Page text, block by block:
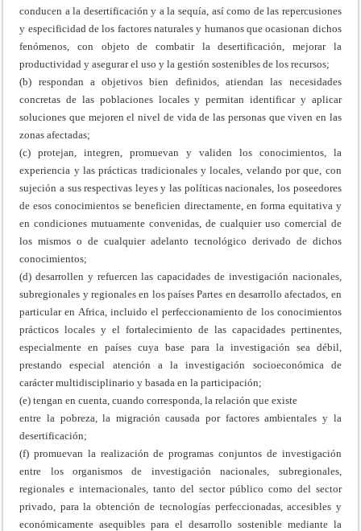
conducen a la desertificación y a la sequía, así como de las repercusiones
y especificidad de los factores naturales y humanos que ocasionan dichos
fenómenos, con objeto de combatir la desertificación, mejorar la
productividad y asegurar el uso y la gestión sostenibles de los recursos;
(b) respondan a objetivos bien definidos, atiendan las necesidades
concretas de las poblaciones locales y permitan identificar y aplicar
soluciones que mejoren el nivel de vida de las personas que viven en las
zonas afectadas;
(c) protejan, integren, promuevan y validen los conocimientos, la
experiencia y las prácticas tradicionales y locales, velando por que, con
sujeción a sus respectivas leyes y las políticas nacionales, los poseedores
de esos conocimientos se beneficien directamente, en forma equitativa y
en condiciones mutuamente convenidas, de cualquier uso comercial de
los mismos o de cualquier adelanto tecnológico derivado de dichos
conocimientos;
(d) desarrollen y refuercen las capacidades de investigación nacionales,
subregionales y regionales en los países Partes en desarrollo afectados, en
particular en Africa, incluido el perfeccionamiento de los conocimientos
prácticos locales y el fortalecimiento de las capacidades pertinentes,
especialmente en países cuya base para la investigación sea débil,
prestando especial atención a la investigación socioeconómica de
carácter multidisciplinario y basada en la participación;
(e) tengan en cuenta, cuando corresponda, la relación que existe
entre la pobreza, la migración causada por factores ambientales y la
desertificación;
(f) promuevan la realización de programas conjuntos de investigación
entre los organismos de investigación nacionales, subregionales,
regionales e internacionales, tanto del sector público como del sector
privado, para la obtención de tecnologías perfeccionadas, accesibles y
económicamente asequibles para el desarrollo sostenible mediante la